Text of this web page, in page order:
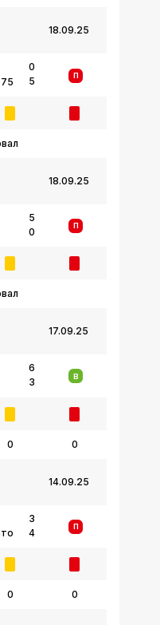
18.09.25
0
5
П
18.09.25
5
0
П
17.09.25
6
3
В
0 0
14.09.25
3
4
П
0 0